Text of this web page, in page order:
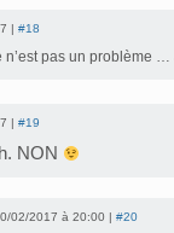
| #18
n’est pas un problème
| #19
NON
02/2017 à 20:00 | #20